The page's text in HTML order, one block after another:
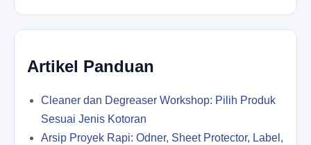
Artikel Panduan
Cleaner dan Degreaser Workshop: Pilih Produk
Sesuai Jenis Kotoran
Arsip Proyek Rapi: Odner, Sheet Protector, Label,